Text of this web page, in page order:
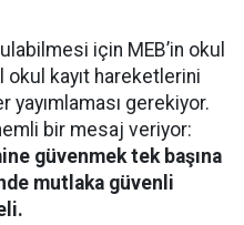
için MEB’in okul
okul kayıt hareketlerini
yayımlaması gerekiyor.
bir mesaj veriyor:
güvenmek tek başına
mutlaka güvenli